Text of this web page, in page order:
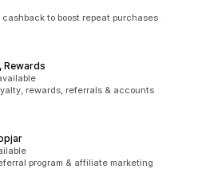
to boost repeat purchases
Rewards
rewards, referrals & accounts
program & affiliate marketing